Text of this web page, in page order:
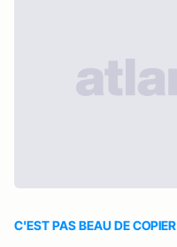
C'EST PAS BEAU DE COPIER